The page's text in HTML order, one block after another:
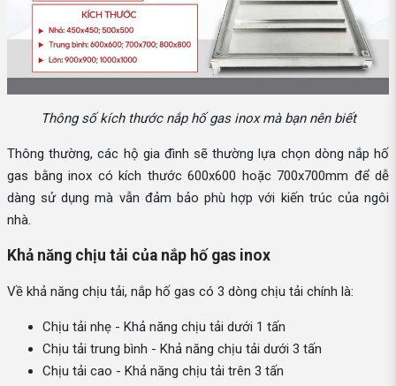
Thông số kích thước nắp hố gas inox mà bạn nên biết
Thông thường, các hộ gia đình sẽ thường lựa chọn dòng nắp hố
gas bằng inox có kích thước 600x600 hoặc 700x700mm để dễ
dàng sử dụng mà vẫn đảm bảo phù hợp với kiến trúc của ngôi
nhà.
Khả năng chịu tải của nắp hố gas inox
Về khả năng chịu tải, nắp hố gas có 3 dòng chịu tải chính là:
Chịu tải nhẹ - Khả năng chịu tải dưới 1 tấn
Chịu tải trung bình - Khả năng chịu tải dưới 3 tấn
Chịu tải cao - Khả năng chịu tải trên 3 tấn